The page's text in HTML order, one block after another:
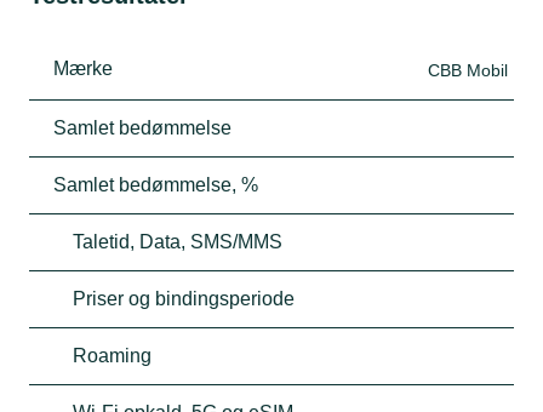
Mærke CBB Mobil
Samlet bedømmelse
Samlet bedømmelse, %
Taletid, Data, SMS/MMS
Priser og bindingsperiode
Roaming